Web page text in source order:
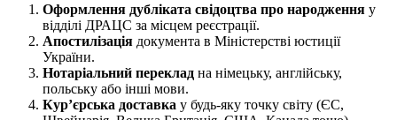
Оформлення дубліката свідоцтва про народження у
відділі ДРАЦС за місцем реєстрації.
Апостилізація документа в Міністерстві юстиції
України.
Нотаріальний переклад на німецьку, англійську,
польську або інші мови.
Кур’єрська доставка у будь-яку точку світу (ЄС,